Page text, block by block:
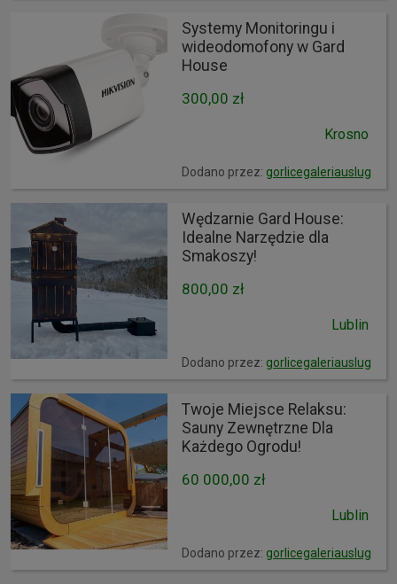
Systemy Monitoringu i
wideodomofony w Gard
House
300,00 zł
Krosno
Dodano przez: gorlicegaleriauslug
Wędzarnie Gard House:
Idealne Narzędzie dla
Smakoszy!
800,00 zł
Lublin
Dodano przez: gorlicegaleriauslug
Twoje Miejsce Relaksu:
Sauny Zewnętrzne Dla
Każdego Ogrodu!
60 000,00 zł
Lublin
Dodano przez: gorlicegaleriauslug